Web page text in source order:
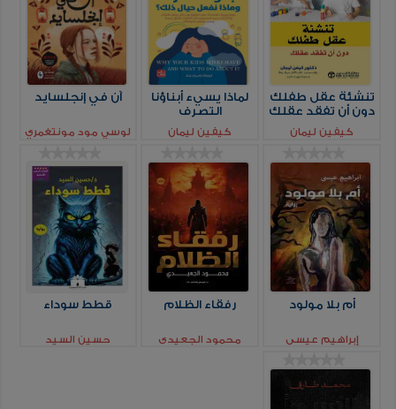
تنشئة عقل طفلك
دون أن تفقد عقلك
كيفين ليمان
لماذا يسيء أبناؤنا
التصرف
كيفين ليمان
آن في إنجلسايد
لوسي مود مونتغمري
أم بلا مولود
إبراهيم عيسي
رفقاء الظلام
محمود الجعيدي
قطط سوداء
حسين السيد